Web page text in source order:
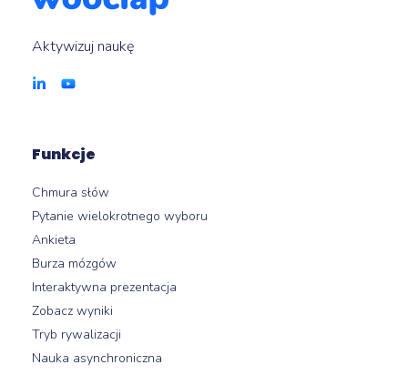
Aktywizuj naukę
Funkcje
Chmura słów
Pytanie wielokrotnego wyboru
Ankieta
Burza mózgów
Interaktywna prezentacja
Zobacz wyniki
Tryb rywalizacji
Nauka asynchroniczna